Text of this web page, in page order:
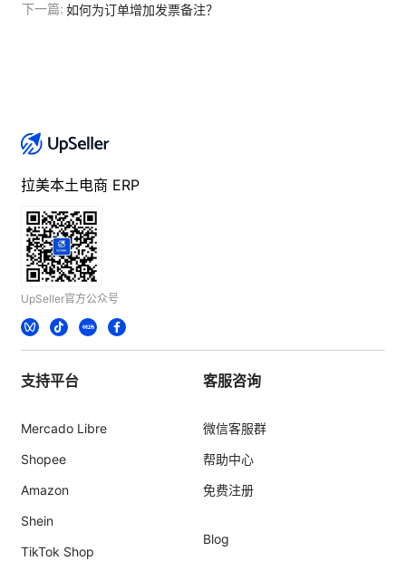
下一篇: 如何为订单增加发票备注？
拉美本土电商 ERP
UpSeller官方公众号
支持平台
Mercado Libre
Shopee
Amazon
Shein
TikTok Shop
客服咨询
微信客服群
帮助中心
免费注册
Blog